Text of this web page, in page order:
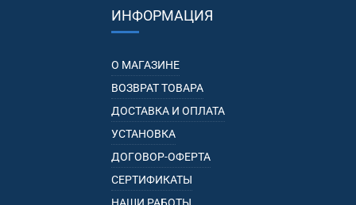
ИНФОРМАЦИЯ
О МАГАЗИНЕ
ВОЗВРАТ ТОВАРА
ДОСТАВКА И ОПЛАТА
УСТАНОВКА
ДОГОВОР-ОФЕРТА
СЕРТИФИКАТЫ